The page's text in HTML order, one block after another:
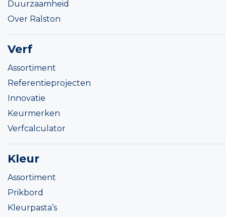
Duurzaamheid
Over Ralston
Verf
Assortiment
Referentieprojecten
Innovatie
Keurmerken
Verfcalculator
Kleur
Assortiment
Prikbord
Kleurpasta’s